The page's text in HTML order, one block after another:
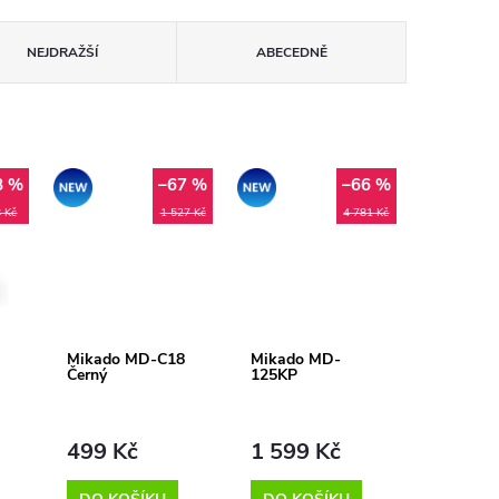
NEJDRAŽŠÍ ABECEDNĚ
Kč
% Akce
1 527 Kč
–67 %
Mikado MD-C18
Černý
499 Kč
Akce
4 781 Kč
–66 %
Mikado MD-
125KP
1 599 Kč